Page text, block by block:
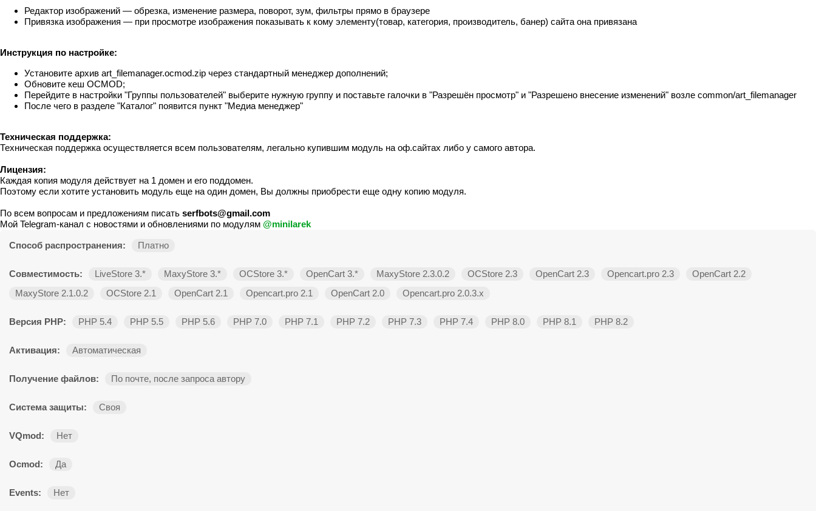
Редактор изображений — обрезка, изменение размера, поворот, зум, фильтры прямо в браузере
Привязка изображения — при просмотре изображения показывать к кому элементу(товар, категория, производитель, банер) сайта она привязана
Инструкция по настройке:
Установите архив art_filemanager.ocmod.zip через стандартный менеджер дополнений;
Обновите кеш OCMOD;
Перейдите в настройки "Группы пользователей" выберите нужную группу и поставьте галочки в "Разрешён просмотр" и "Разрешено внесение изменений" возле common/art_filemanager
После чего в разделе "Каталог" появится пункт "Медиа менеджер"
Техническая поддержка:
Техническая поддержка осуществляется всем пользователям, легально купившим модуль на оф.сайтах либо у самого автора.
Лицензия:
Каждая копия модуля действует на 1 домен и его поддомен.
Поэтому если хотите установить модуль еще на один домен, Вы должны приобрести еще одну копию модуля.
По всем вопросам и предложениям писать serfbots@gmail.com
Мой Telegram-канал с новостями и обновлениями по модулям @minilarek
Способ распространения: Платно
Совместимость: LiveStore 3.* MaxyStore 3.* OCStore 3.* OpenCart 3.* MaxyStore 2.3.0.2 OCStore 2.3 OpenCart 2.3 Opencart.pro 2.3
OpenCart 2.2
MaxyStore 2.1.0.2
OCStore 2.1 OpenCart 2.1 Opencart.pro 2.1 OpenCart 2.0 Opencart.pro 2.0.3.х
Версия PHP: PHP 5.4 PHP 5.5 PHP 5.6 PHP 7.0 PHP 7.1 PHP 7.2 PHP 7.3 PHP 7.4 PHP 8.0 PHP 8.1 PHP 8.2
Активация: Автоматическая
Получение файлов: По почте, после запроса автору
Система защиты: Своя
VQmod: Нет
Ocmod: Да
Events: Нет